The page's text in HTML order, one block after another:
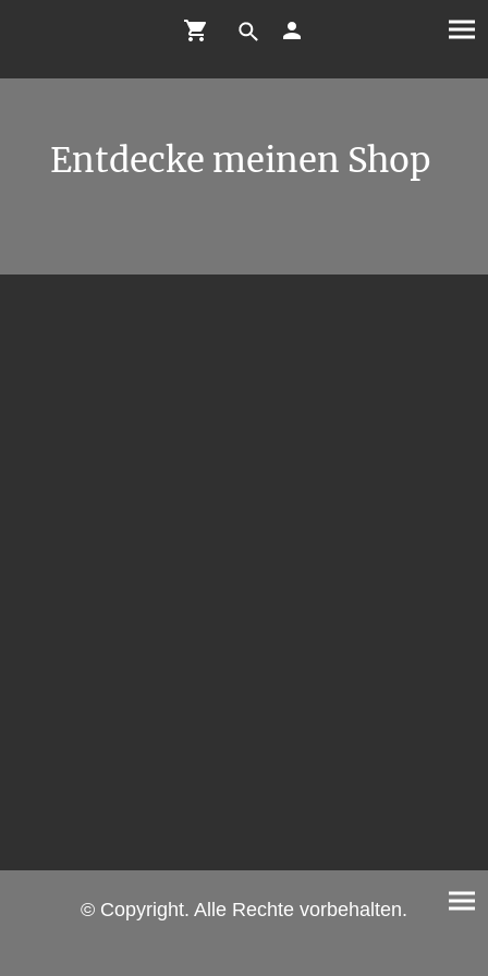
Entdecke meinen Shop
© Copyright. Alle Rechte vorbehalten.